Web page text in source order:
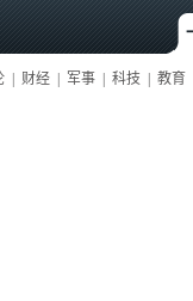
财经 军事 科技 教育